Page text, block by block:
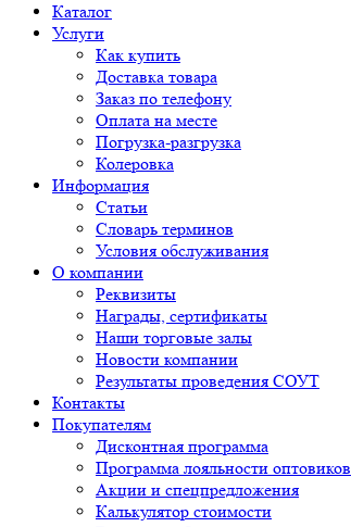
Каталог
Услуги
Как купить
Доставка товара
Заказ по телефону
Оплата на месте
Погрузка-разгрузка
Колеровка
Информация
Статьи
Словарь терминов
Условия обслуживания
О компании
Реквизиты
Награды, сертификаты
Наши торговые залы
Новости компании
Результаты проведения СОУТ
Контакты
Покупателям
Дисконтная программа
Программа лояльности оптовиков
Акции и спецпредложения
Калькулятор стоимости